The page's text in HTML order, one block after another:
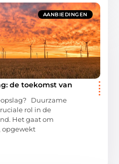
AANBIEDINGEN
de toekomst van
Duurzame
rol in de
Het gaat om
opgewekt